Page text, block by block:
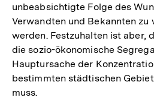
Fußnote
unbeabsichtigte Folge des
Verwandten und Bekannten zu
werden. Festzuhalten ist aber,
die sozio-ökonomische
Hauptursache der
bestimmten städtischen
muss.